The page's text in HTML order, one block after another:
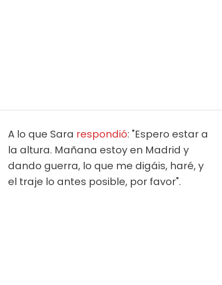
A lo que Sara respondió: "Espero estar a
la altura. Mañana estoy en Madrid y
dando guerra, lo que me digáis, haré, y
el traje lo antes posible, por favor".